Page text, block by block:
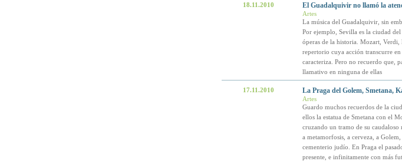
18.11.2010 El Guadalquivir no llamó la
Artes
La música del Guadalquivir, sin
Por ejemplo, Sevilla es la ciudad
óperas de la historia. Mozart, Verdi,
repertorio cuya acción transcurre
caracteriza. Pero no recuerdo que,
llamativo en ninguna de ellas
17.11.2010 La Praga del Golem, Smetana,
Artes
Guardo muchos recuerdos de la
ellos la estatua de Smetana con el
cruzando un tramo de su caudaloso
a metamorfosis, a cerveza, a
cementerio judío. En Praga el
presente, e infinitamente con más